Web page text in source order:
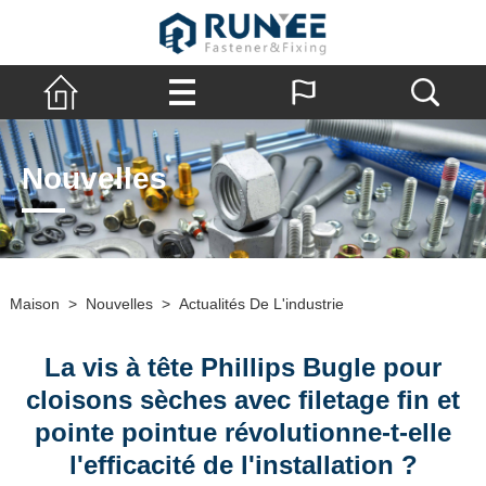
Nouvelles
Maison > Nouvelles > Actualités De L'industrie
La vis à tête Phillips Bugle pour
cloisons sèches avec filetage fin et
pointe pointue révolutionne-t-elle
l'efficacité de l'installation ?